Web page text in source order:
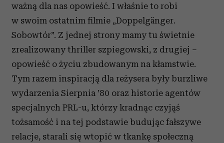
ważną dla nas opowieść. I właśnie to robi
w swoim ostatnim filmie „Doppelgänger.
Sobowtór”. Z jednej strony mamy tu świetnie
zrealizowany thriller szpiegowski, z drugiej –
opowieść o życiu zbudowanym na kłamstwie.
Tym razem inspiracją dla reżysera były burzliwe
wydarzenia Sierpnia ’80 oraz historie agentów
specjalnych PRL-u, którzy kradnąc czyjąś
tożsamość i na tej podstawie budując fałszywe
relacje, starali się wtopić w tkankę społeczną